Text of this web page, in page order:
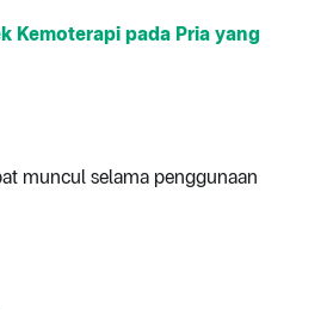
Kemoterapi pada Pria yang
muncul selama penggunaan